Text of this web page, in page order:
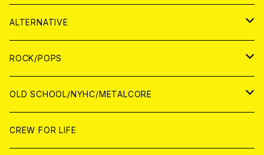
ANALOG
WORLD
JAPAN
WORLD
CD
ANALOG
WORLD
CD
ANALOG
JAPAN
CD
ANALOG
WOLRD
CD
ANALOG
ALTERNATIVE
JAPAN
CD
ANALOG
WORLD
CD
ROCK/POPS
JAPAN
CD
WORLD
OLD SCHOOL/NYHC/METALCORE
JAPAN
CREW FOR LIFE